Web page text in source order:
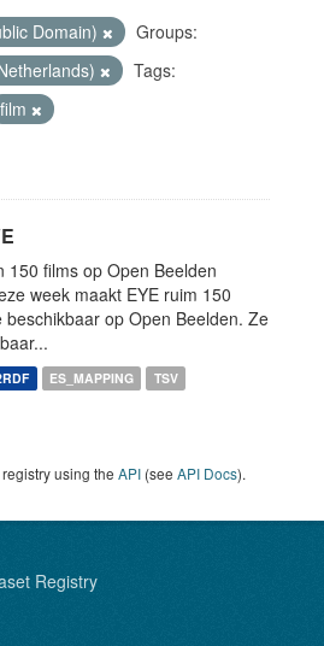
Domain)
Groups:
Tags:
film
150 films op Open Beelden
week maakt EYE ruim 150
op Open Beelden. Ze
ES_MAPPING TSV
using the API (see API Docs).
Registry